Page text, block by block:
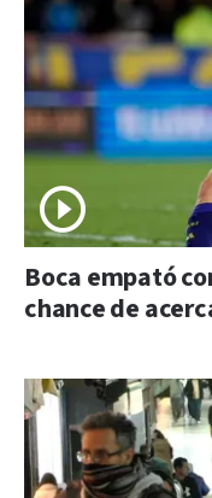
Boca empató
chance de